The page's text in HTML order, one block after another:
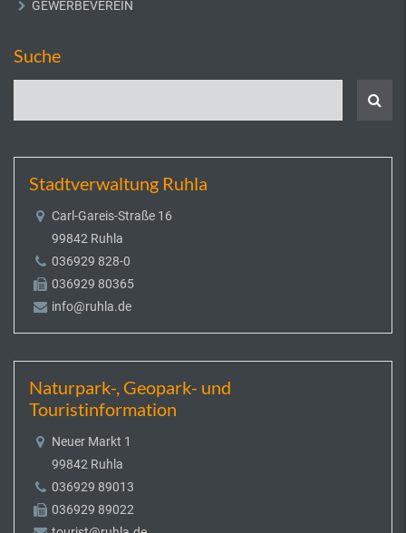
GEWERBEVEREIN
Suche
Stadtverwaltung Ruhla
Carl-Gareis-Straße 16
99842 Ruhla
036929 828-0
036929 80365
info@ruhla.de
Naturpark-, Geopark- und
Touristinformation
Neuer Markt 1
99842 Ruhla
036929 89013
036929 89022